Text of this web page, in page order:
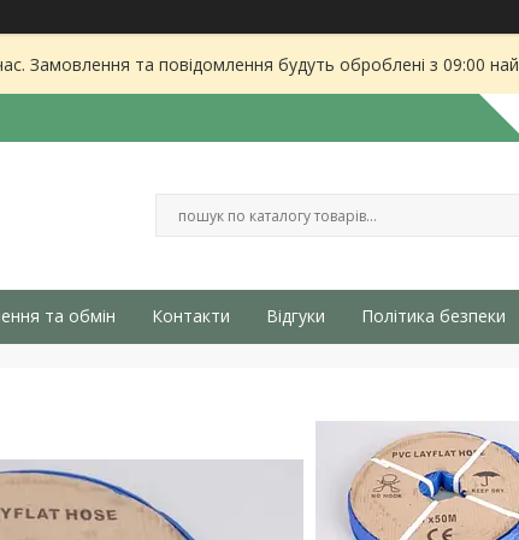
Замовлення та повідомлення будуть оброблені з 09:00
та обмін Контакти Відгуки Політика безпеки